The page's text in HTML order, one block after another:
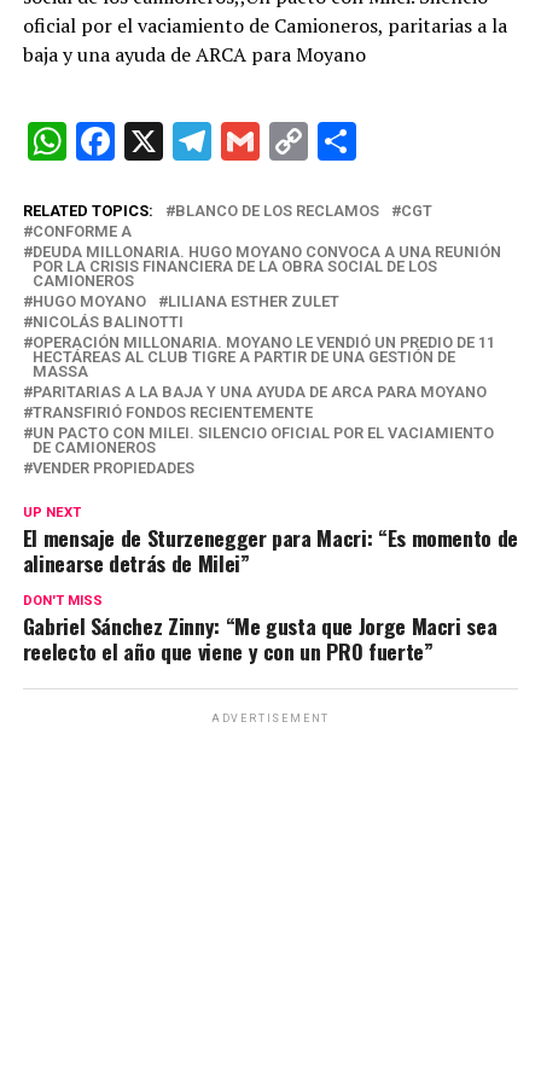
oficial por el vaciamiento de Camioneros, paritarias a la
baja y una ayuda de ARCA para Moyano
W
at
s
A
p
p
F
ce
b
o
o
k
X T
e
gr
a
m
G
ail
C
py
Li
n
k
C
m
p
tir
RELATED TOPICS: BLANCO DE LOS RECLAMOS
CGT
CONFORME A
DEUDA MILLONARIA. HUGO MOYANO CONVOCA A UNA REUNIÓN
POR LA CRISIS FINANCIERA DE LA OBRA SOCIAL DE LOS
CAMIONEROS
HUGO MOYANO
LILIANA ESTHER ZULET
NICOLÁS BALINOTTI
OPERACIÓN MILLONARIA. MOYANO LE VENDIÓ UN PREDIO DE 11
HECTÁREAS AL CLUB TIGRE A PARTIR DE UNA GESTIÓN DE
MASSA
PARITARIAS A LA BAJA Y UNA AYUDA DE ARCA PARA MOYANO
TRANSFIRIÓ FONDOS RECIENTEMENTE
UN PACTO CON MILEI. SILENCIO OFICIAL POR EL VACIAMIENTO
DE CAMIONEROS
VENDER PROPIEDADES
UP NEXT
El mensaje de Sturzenegger para Macri: “Es momento de
alinearse detrás de Milei”
DON'T MISS
Gabriel Sánchez Zinny: “Me gusta que Jorge Macri sea
reelecto el año que viene y con un PRO fuerte”
ADVERTISEMENT